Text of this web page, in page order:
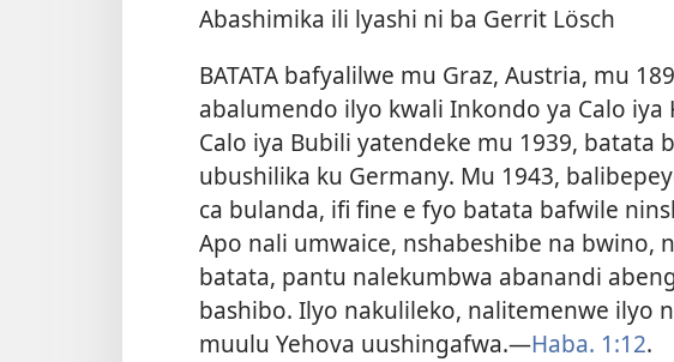
Abashimika ili lyashi ni ba Gerrit Lösch
BATATA bafyalilwe mu Graz, Austria, mu
abalumendo ilyo kwali Inkondo ya Calo
Calo iya Bubili yatendeke mu 1939, batata
ubushilika ku Germany. Mu 1943,
ca bulanda, ifi fine e fyo batata bafwile
Apo nali umwaice, nshabeshibe na bwino,
batata, pantu nalekumbwa abanandi
bashibo. Ilyo nakulileko, nalitemenwe ilyo
muulu Yehova uushingafwa.—Haba. 1:12.